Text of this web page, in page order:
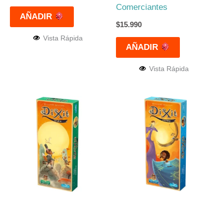
AÑADIR
Vista Rápida
Comerciantes
$15.990
AÑADIR
Vista Rápida